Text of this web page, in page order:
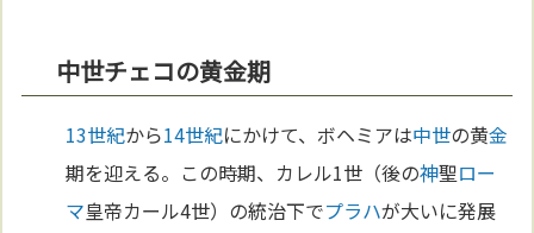
中世チェコの黄金期
13世紀から14世紀にかけて、ボヘミアは中世の黄金
期を迎える。この時期、カレル1世（後の神聖ロー
マ皇帝カール4世）の統治下でプラハが大いに発展